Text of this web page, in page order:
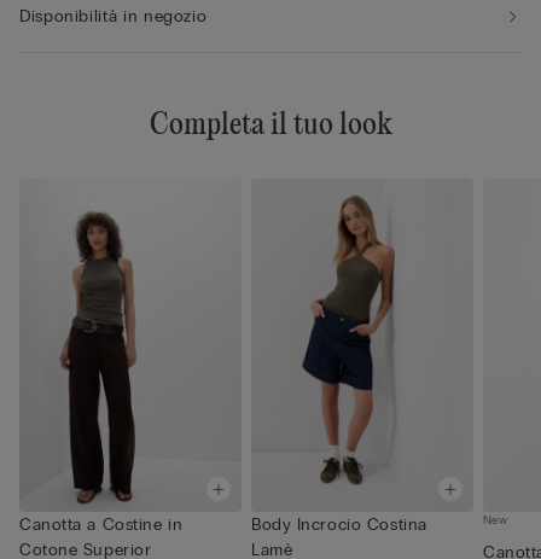
Disponibilità in negozio
Completa il tuo look
Canotta a Costine in
Cotone Superior
Body Incrocio Costina
Lamè
New